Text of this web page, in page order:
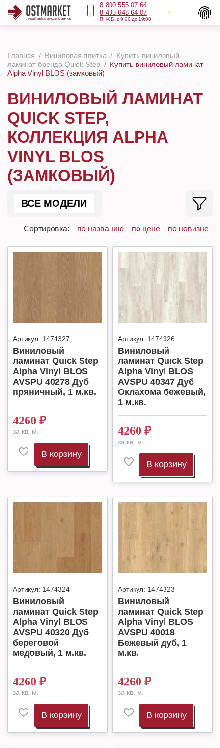
8 800 555 07 64
8 495 648 64 07
ПН-СБ: с 9:00 до 19:00
Главная Виниловая плитка
Купить виниловый
ламинат бренда Quick Step
Купить виниловый ламинат
Alpha Vinyl BLOS (замковый)
ВИНИЛОВЫЙ ЛАМИНАТ
QUICK STEP,
КОЛЛЕКЦИЯ ALPHA
VINYL BLOS
(ЗАМКОВЫЙ)
ВСЕ МОДЕЛИ
Сортировка: по названию по цене по новизне
Артикул: 1474327
Виниловый
ламинат Quick Step
Alpha Vinyl BLOS
AVSPU 40278 Дуб
пряничный, 1 м.кв.
4260 ₽
за кв. м.
В корзину
Артикул: 1474326
Виниловый
ламинат Quick Step
Alpha Vinyl BLOS
AVSPU 40347 Дуб
Оклахома бежевый,
1 м.кв.
4260 ₽
за кв. м.
В корзину
Артикул: 1474324
Виниловый
ламинат Quick Step
Alpha Vinyl BLOS
AVSPU 40320 Дуб
береговой
медовый, 1 м.кв.
4260 ₽
за кв. м.
В корзину
Артикул: 1474323
Виниловый
ламинат Quick Step
Alpha Vinyl BLOS
AVSPU 40018
Бежевый дуб, 1
м.кв.
4260 ₽
за кв. м.
В корзину